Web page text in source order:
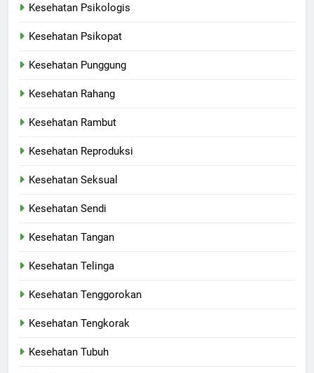
Kesehatan Psikologis
Kesehatan Psikopat
Kesehatan Punggung
Kesehatan Rahang
Kesehatan Rambut
Kesehatan Reproduksi
Kesehatan Seksual
Kesehatan Sendi
Kesehatan Tangan
Kesehatan Telinga
Kesehatan Tenggorokan
Kesehatan Tengkorak
Kesehatan Tubuh